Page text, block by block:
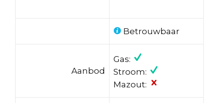
Betrouwbaar
Aanbod
Gas:
Stroom:
Mazout: